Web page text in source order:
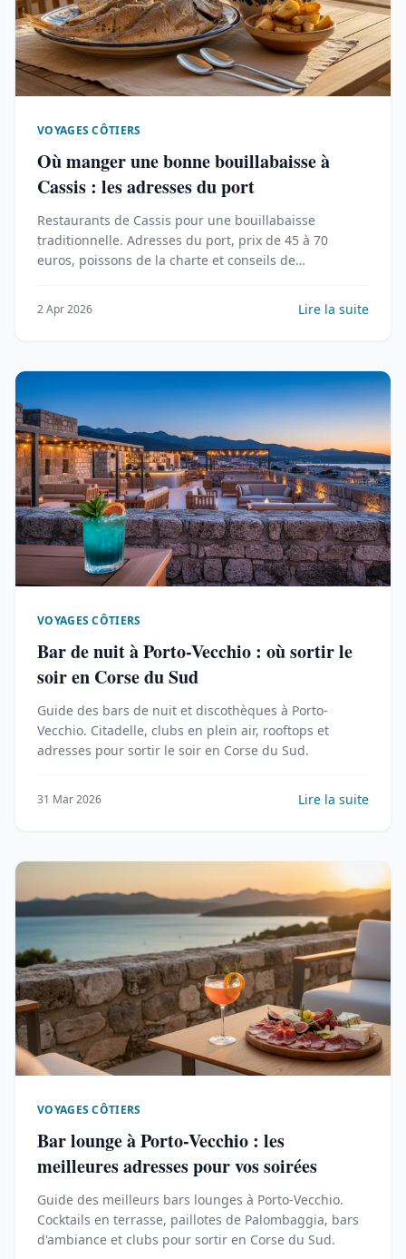
VOYAGES CÔTIERS
Où manger une bonne bouillabaisse à
Cassis : les adresses du port
Restaurants de Cassis pour une bouillabaisse
traditionnelle. Adresses du port, prix de 45 à 70
euros, poissons de la charte et conseils de
2 Apr 2026 Lire la suite
VOYAGES CÔTIERS
Bar de nuit à Porto-Vecchio : où sortir le
soir en Corse du Sud
Guide des bars de nuit et discothèques à Porto-
Vecchio. Citadelle, clubs en plein air, rooftops et
adresses pour sortir le soir en Corse du Sud.
31 Mar 2026 Lire la suite
VOYAGES CÔTIERS
Bar lounge à Porto-Vecchio : les
meilleures adresses pour vos soirées
Guide des meilleurs bars lounges à Porto-Vecchio.
Cocktails en terrasse, paillotes de Palombaggia, bars
d'ambiance et clubs pour sortir en Corse du Sud.